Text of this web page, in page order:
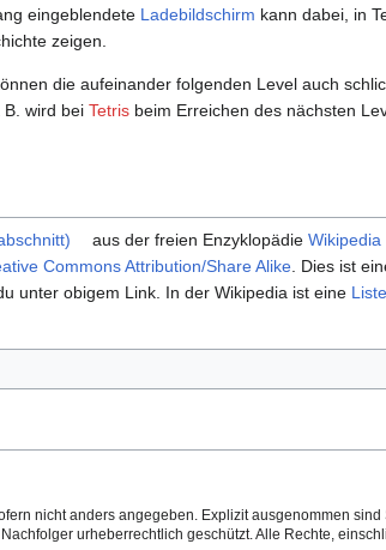
eingeblendete Ladebildschirm kann dabei, in
zeigen.
die aufeinander folgenden Level auch
B. wird bei Tetris beim Erreichen des nächsten
aus der freien Enzyklopädie Wikipedia
Commons Attribution/Share Alike . Dies ist
unter obigem Link. In der Wikipedia ist eine
nicht anders angegeben. Explizit ausgenommen
urheberrechtlich geschützt. Alle Rechte,